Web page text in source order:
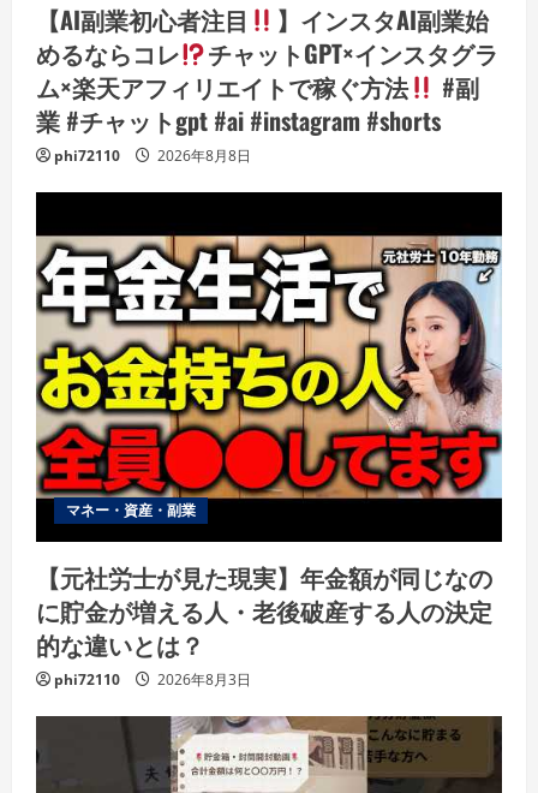
【AI副業初心者注目
】インスタAI副業始
めるならコレ
チャットGPT×インスタグラ
ム×楽天アフィリエイトで稼ぐ方法
#副
業 #チャットgpt #ai #instagram #shorts
phi72110 2026年8月8日
マネー・資産・副業
【元社労士が見た現実】年金額が同じなの
に貯金が増える人・老後破産する人の決定
的な違いとは？
phi72110 2026年8月3日